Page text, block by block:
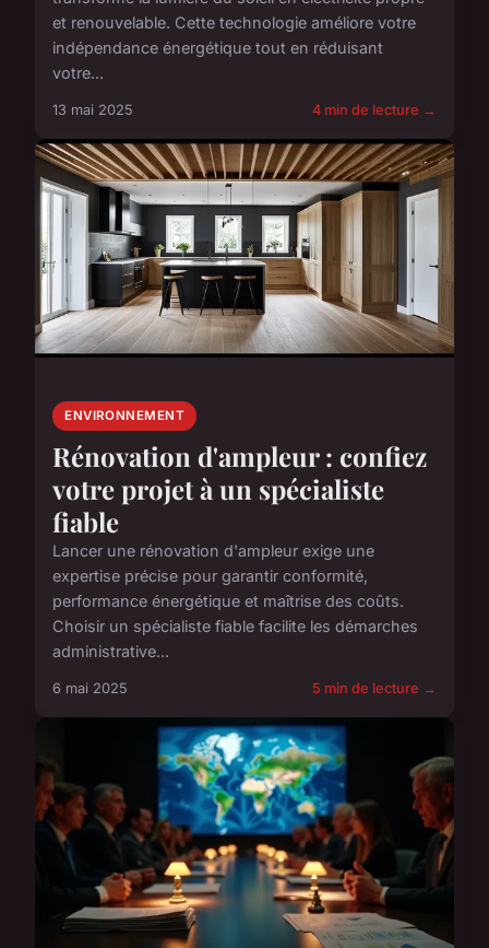
et renouvelable. Cette technologie améliore votre
indépendance énergétique tout en réduisant
votre...
13 mai 2025 4 min de lecture →
ENVIRONNEMENT
Rénovation d'ampleur : confiez
votre projet à un spécialiste
fiable
Lancer une rénovation d'ampleur exige une
expertise précise pour garantir conformité,
performance énergétique et maîtrise des coûts.
Choisir un spécialiste fiable facilite les démarches
administrative...
6 mai 2025 5 min de lecture →